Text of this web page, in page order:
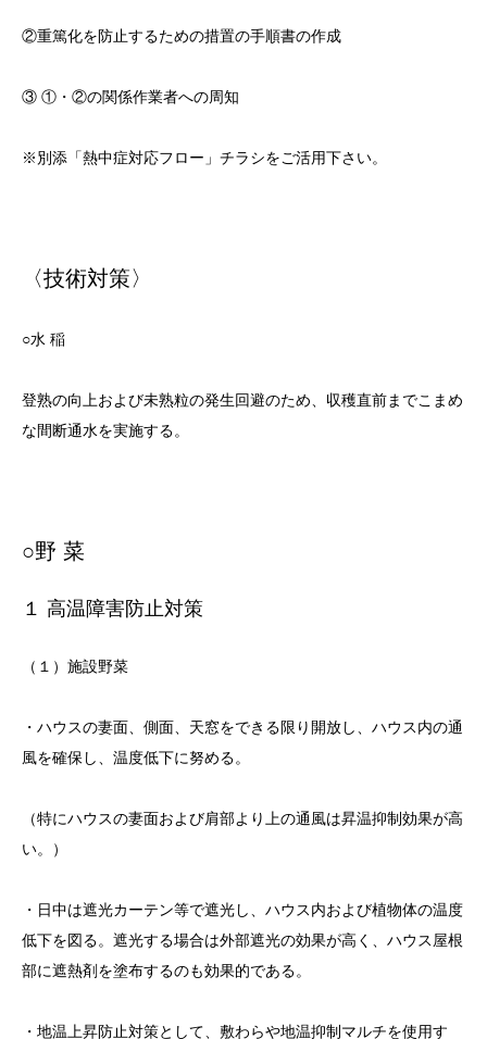
②重篤化を防止するための措置の手順書の作成
③ ①・②の関係作業者への周知
※別添「熱中症対応フロー」チラシをご活用下さい。
〈技術対策〉
○水 稲
登熟の向上および未熟粒の発生回避のため、収穫直前までこまめ
な間断通水を実施する。
○野 菜
１ 高温障害防止対策
（１）施設野菜
・ハウスの妻面、側面、天窓をできる限り開放し、ハウス内の通
風を確保し、温度低下に努める。
（特にハウスの妻面および肩部より上の通風は昇温抑制効果が高
い。）
・日中は遮光カーテン等で遮光し、ハウス内および植物体の温度
低下を図る。遮光する場合は外部遮光の効果が高く、ハウス屋根
部に遮熱剤を塗布するのも効果的である。
・地温上昇防止対策として、敷わらや地温抑制マルチを使用す